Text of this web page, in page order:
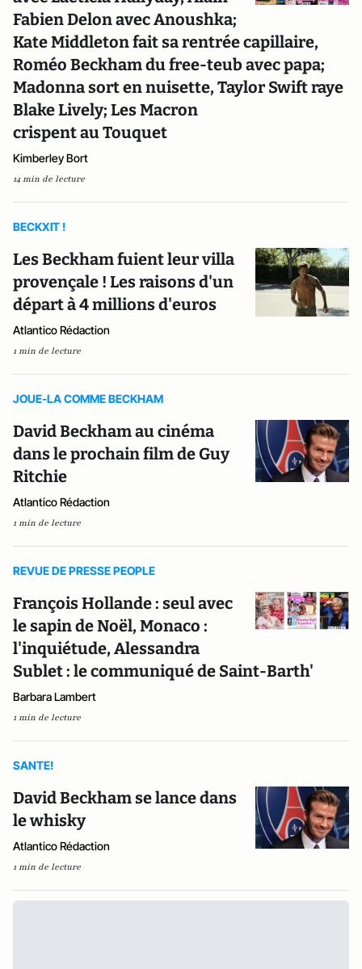
Fabien Delon avec Anoushka;
Kate Middleton fait sa rentrée capillaire,
Roméo Beckham du free-teub avec papa;
Madonna sort en nuisette, Taylor Swift raye
Blake Lively; Les Macron
crispent au Touquet
Kimberley Bort
14 min de lecture
BECKXIT !
Les Beckham fuient leur villa
provençale ! Les raisons d'un
départ à 4 millions d'euros
Atlantico Rédaction
1 min de lecture
JOUE-LA COMME BECKHAM
David Beckham au cinéma
dans le prochain film de Guy
Ritchie
Atlantico Rédaction
1 min de lecture
REVUE DE PRESSE PEOPLE
François Hollande : seul avec
le sapin de Noël, Monaco :
l'inquiétude, Alessandra
Sublet : le communiqué de Saint-Barth'
Barbara Lambert
1 min de lecture
SANTE!
David Beckham se lance dans
le whisky
Atlantico Rédaction
1 min de lecture